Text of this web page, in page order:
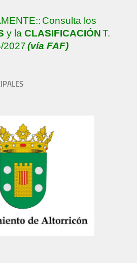
Consulta los
y la CLASIFICACIÓNT.
2027(vía FAF)